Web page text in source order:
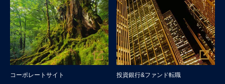
コーポレートサイト 投資銀行&ファンド転職